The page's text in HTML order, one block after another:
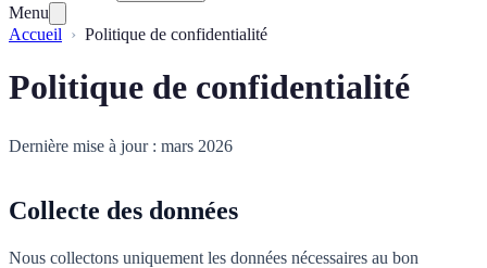
Menu
Accueil
Politique de confidentialité
Politique de confidentialité
Dernière mise à jour : mars 2026
Collecte des données
Nous collectons uniquement les données nécessaires au bon